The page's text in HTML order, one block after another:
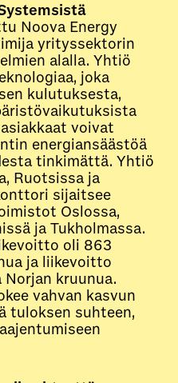
Noova Energy
yrityssektorin
alalla. Yhtiö
joka
kulutuksesta,
voivat
energiansäästöä
tinkimättä. Yhtiö
Ruotsissa ja
sijaitsee
Oslossa,
ja Tukholmassa.
oli 863
ja liikevoitto
Norjan kruunua.
vahvan kasvun
tuloksen suhteen,